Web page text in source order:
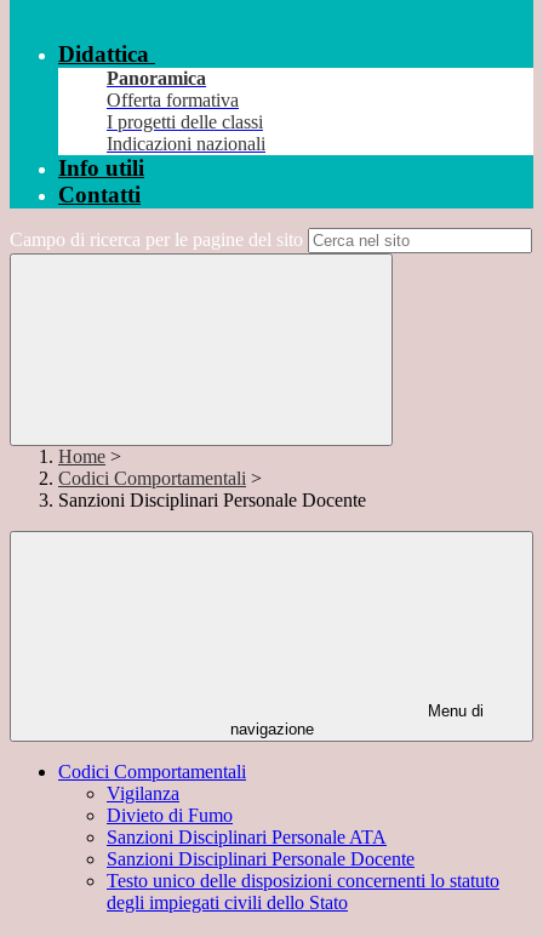
Didattica
Panoramica
Offerta formativa
I progetti delle classi
Indicazioni nazionali
Info utili
Contatti
Campo di ricerca per le pagine del sito
Home >
Codici Comportamentali >
Sanzioni Disciplinari Personale Docente
Menu di
navigazione
Codici Comportamentali
Vigilanza
Divieto di Fumo
Sanzioni Disciplinari Personale ATA
Sanzioni Disciplinari Personale Docente
Testo unico delle disposizioni concernenti lo statuto
degli impiegati civili dello Stato